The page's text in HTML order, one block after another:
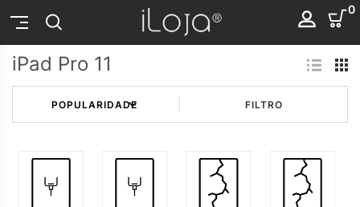
0
iPad Pro 11
FILTRO